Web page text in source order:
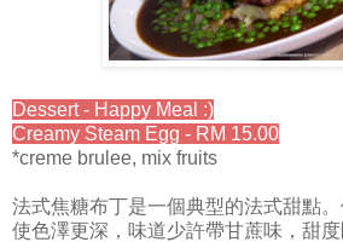
Dessert - Happy Meal :)
Creamy Steam Egg - RM 15.00
*creme brulee, mix fruits
法式焦糖布丁是一個典型的法式甜點
使色澤更深，味道少許帶甘蔗味，甜度